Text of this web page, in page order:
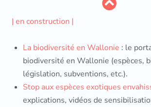
| en construction |
La biodiversité en Wallonie : le
biodiversité en Wallonie (espèces,
législation, subventions, etc.).
Stop aux espèces exotiques
explications, vidéos de